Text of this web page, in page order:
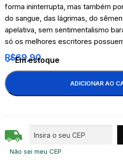
forma ininterrupta, mas também
do sangue, das lágrimas, do
apelativa, sem sentimentalismo
só os melhores escritores
R$69,90
Em estoque
ADICIONAR AO
Não sei meu CEP